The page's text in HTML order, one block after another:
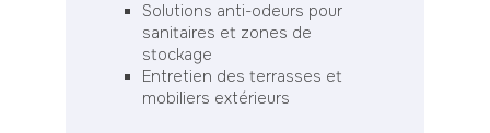
Solutions anti-odeurs pour
sanitaires et zones de
stockage
Entretien des terrasses et
mobiliers extérieurs